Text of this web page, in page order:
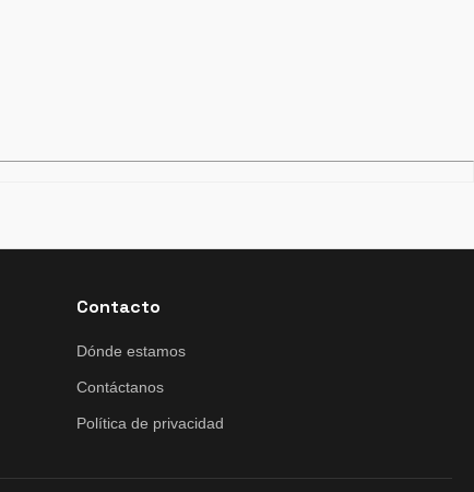
Contacto
Dónde estamos
Contáctanos
Política de privacidad